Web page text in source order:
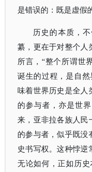
是错误的：既是虚假
历史的本质，
纂，更在于对整个人
所言，“整个所谓世
诞生的过程，是自
味着世界历史是全人
的参与者，亦是世
来，亚非拉各族人民
的参与者，似乎既没
史书写权。这种悖逆
无论如何，正如历